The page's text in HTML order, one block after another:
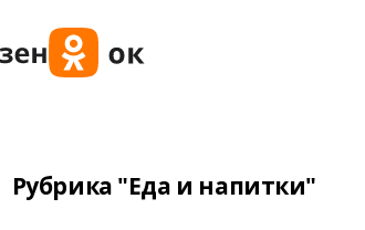
Рубрика "Еда и напитки"